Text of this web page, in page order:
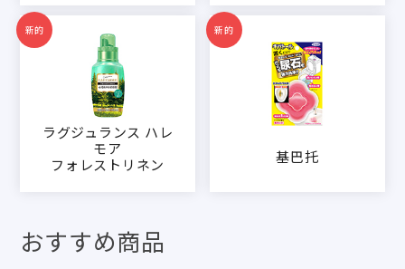
新的
ラグジュランス ハレ
モア
フォレストリネン
新的
基巴托
おすすめ商品